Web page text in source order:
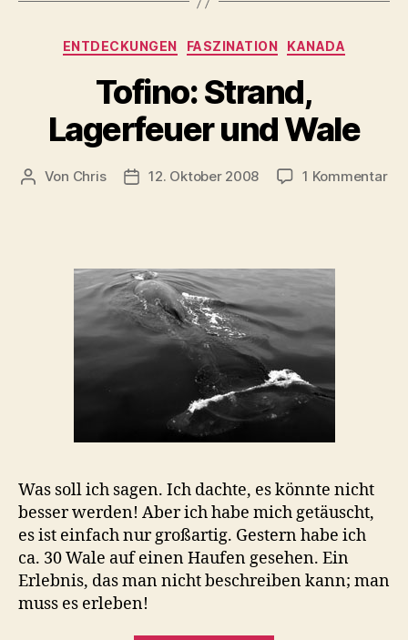
Kategorien
ENTDECKUNGEN FASZINATION KANADA
Tofino: Strand,
Lagerfeuer und Wale
Beitragsautor
Von Chris Beitragsdatum
12. Oktober 2008 1 Kommentarzu
Was soll ich sagen. Ich dachte, es könnte nicht
besser werden! Aber ich habe mich getäuscht,
es ist einfach nur großartig. Gestern habe ich
ca. 30 Wale auf einen Haufen gesehen. Ein
Erlebnis, das man nicht beschreiben kann; man
muss es erleben!